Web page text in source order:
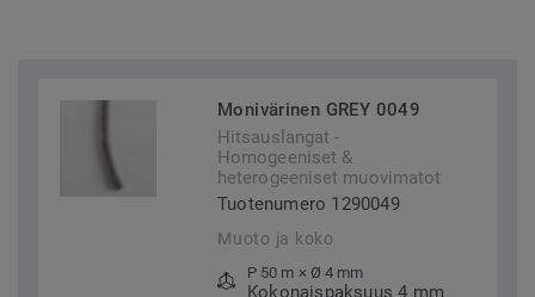
Monivärinen GREY 0049
Hitsauslangat -
Homogeeniset &
heterogeeniset muovimatot
Tuotenumero 1290049
Muoto ja koko
P 50 m × Ø 4 mm
Kokonaispaksuus 4 mm